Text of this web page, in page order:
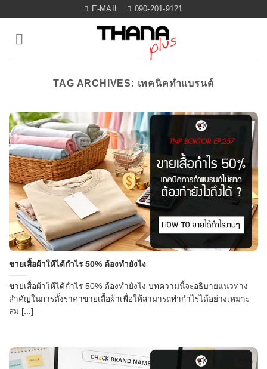
content
E-MAIL 090-201-9121
TAG ARCHIVES: เทคนิคทำแบรนด์
ขายเสื้อผ้าให้ได้กำไร 50% ต้องทำยังไง
ขายเสื้อผ้าให้ได้กำไร 50% ต้องทำยังไง บทความนี้จะอธิบายแนวทาง
สำคัญในการตั้งราคาขายเสื้อผ้าเพื่อให้สามารถทำกำไรได้อย่างเหมาะ
สม [...]